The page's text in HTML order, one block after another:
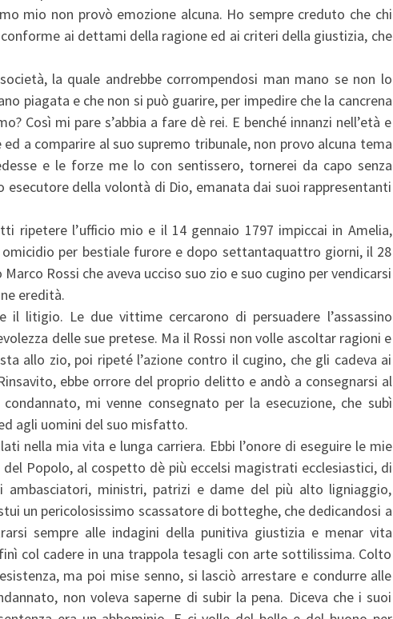
mio non provò emozione alcuna. Ho sempre creduto che chi
ai dettami della ragione ed ai criteri della giustizia, che
la quale andrebbe corrompendosi man mano se non lo
piagata e che non si può guarire, per impedire che la cancrena
Così mi pare s’abbia a fare dè rei. E benché innanzi nell’età e
a comparire al suo supremo tribunale, non provo alcuna tema
e le forze me lo con sentissero, tornerei da capo senza
esecutore della volontà di Dio, emanata dai suoi rappresentanti
ripetere l’ufficio mio e il 14 gennaio 1797 impiccai in Amelia,
omicidio per bestiale furore e dopo settantaquattro giorni, il 28
Rossi che aveva ucciso suo zio e suo cugino per vendicarsi
eredità.
il litigio. Le due vittime cercarono di persuadere l’assassino
delle sue pretese. Ma il Rossi non volle ascoltar ragioni e
allo zio, poi ripeté l’azione contro il cugino, che gli cadeva ai
ebbe orrore del proprio delitto e andò a consegnarsi al
mi venne consegnato per la esecuzione, che subì
agli uomini del suo misfatto.
nella mia vita e lunga carriera. Ebbi l’onore di eseguire le mie
Popolo, al cospetto dè più eccelsi magistrati ecclesiastici, di
ambasciatori, ministri, patrizi e dame del più alto ligniaggio,
un pericolosissimo scassatore di botteghe, che dedicandosi a
sempre alle indagini della punitiva giustizia e menar vita
col cadere in una trappola tesagli con arte sottilissima. Colto
ma poi mise senno, si lasciò arrestare e condurre alle
non voleva saperne di subir la pena. Diceva che i suoi